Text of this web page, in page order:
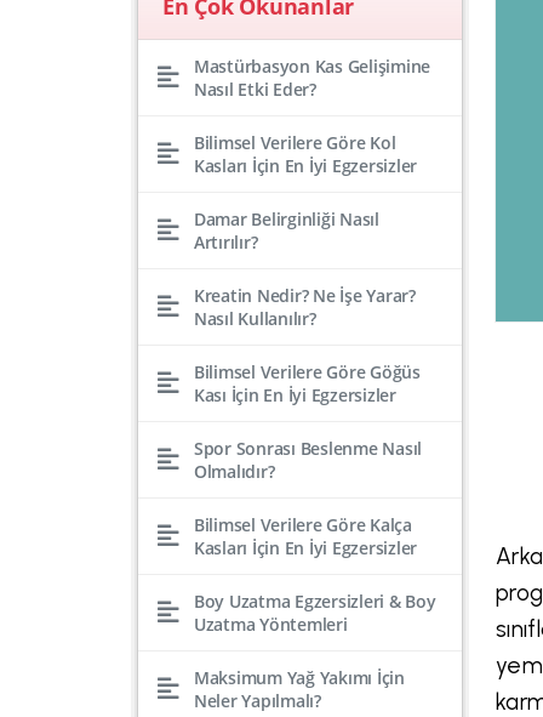
Mastürbasyon Kas Gelişimine
Nasıl Etki Eder?
Bilimsel Verilere Göre Kol
Kasları İçin En İyi Egzersizler
Damar Belirginliği Nasıl
Artırılır?
Kreatin Nedir? Ne İşe Yarar?
Nasıl Kullanılır?
Bilimsel Verilere Göre Göğüs
Kası İçin En İyi Egzersizler
Spor Sonrası Beslenme Nasıl
Olmalıdır?
Bilimsel Verilere Göre Kalça
Kasları İçin En İyi Egzersizler
Boy Uzatma Egzersizleri & Boy
Uzatma Yöntemleri
Maksimum Yağ Yakımı İçin
Neler Yapılmalı?